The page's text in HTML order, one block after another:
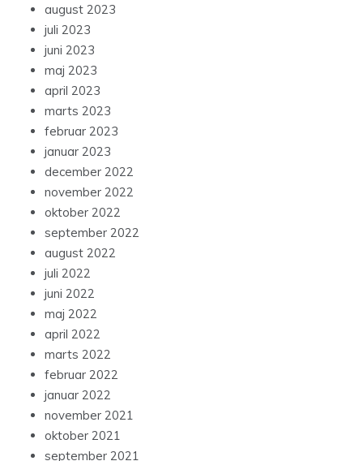
august 2023
juli 2023
juni 2023
maj 2023
april 2023
marts 2023
februar 2023
januar 2023
december 2022
november 2022
oktober 2022
september 2022
august 2022
juli 2022
juni 2022
maj 2022
april 2022
marts 2022
februar 2022
januar 2022
november 2021
oktober 2021
september 2021